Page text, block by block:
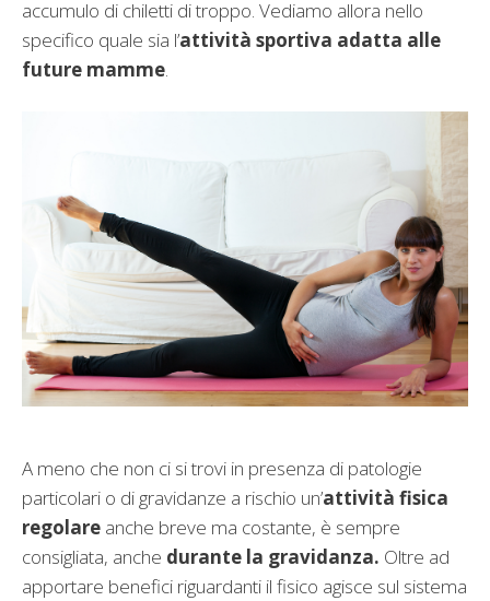
accumulo di chiletti di troppo. Vediamo allora nello
specifico quale sia l’attività sportiva adatta alle
future mamme
A meno che non ci si trovi in presenza di patologie
particolari o di gravidanze a rischio un’attività fisica
regolare anche breve ma costante, è sempre
consigliata, anche durante la gravidanza. Oltre ad
apportare benefici riguardanti il fisico agisce sul sistema